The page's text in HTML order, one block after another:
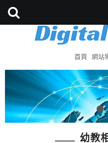
首頁 網站
幼教